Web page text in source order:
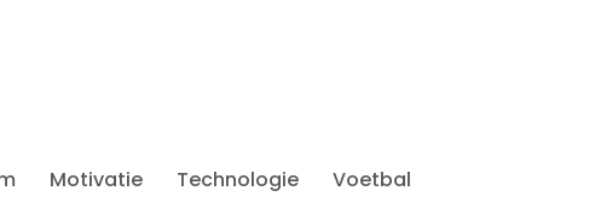
Motivatie Technologie Voetbal